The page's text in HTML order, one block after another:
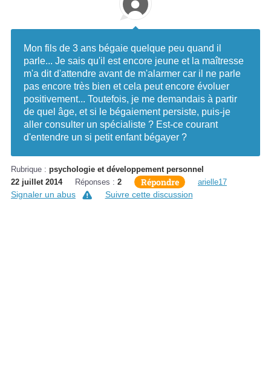
Mon fils de 3 ans bégaie quelque peu quand il
parle... Je sais qu'il est encore jeune et la maîtresse
m'a dit d'attendre avant de m'alarmer car il ne parle
pas encore très bien et cela peut encore évoluer
positivement... Toutefois, je me demandais à partir
de quel âge, et si le bégaiement persiste, puis-je
aller consulter un spécialiste ? Est-ce courant
d'entendre un si petit enfant bégayer ?
Rubrique : psychologie et développement personnel
22 juillet 2014
Réponses : 2 Répondre arielle17
Signaler un abus Suivre cette discussion